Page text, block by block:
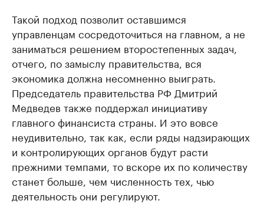
Такой подход позволит оставшимся
управленцам сосредоточиться на главном, а не
заниматься решением второстепенных задач,
отчего, по замыслу правительства, вся
экономика должна несомненно выиграть.
Председатель правительства РФ Дмитрий
Медведев также поддержал инициативу
главного финансиста страны. И это вовсе
неудивительно, так как, если ряды надзирающих
и контролирующих органов будут расти
прежними темпами, то вскоре их по количеству
станет больше, чем численность тех, чью
деятельность они регулируют.